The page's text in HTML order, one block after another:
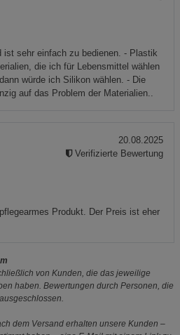
ist sehr einfach zu bedienen. - Plastik
die ich für Lebensmittel wählen
würde ich Silikon wählen. - Die
auf das Problem der Materialien..
Produkt. Der Preis ist eher
20.08.2025
Verifizierte Bewertung
von Kunden, die das jeweilige
haben. Bewertungen durch Personen, die
dem Versand erhalten unsere Kunden –